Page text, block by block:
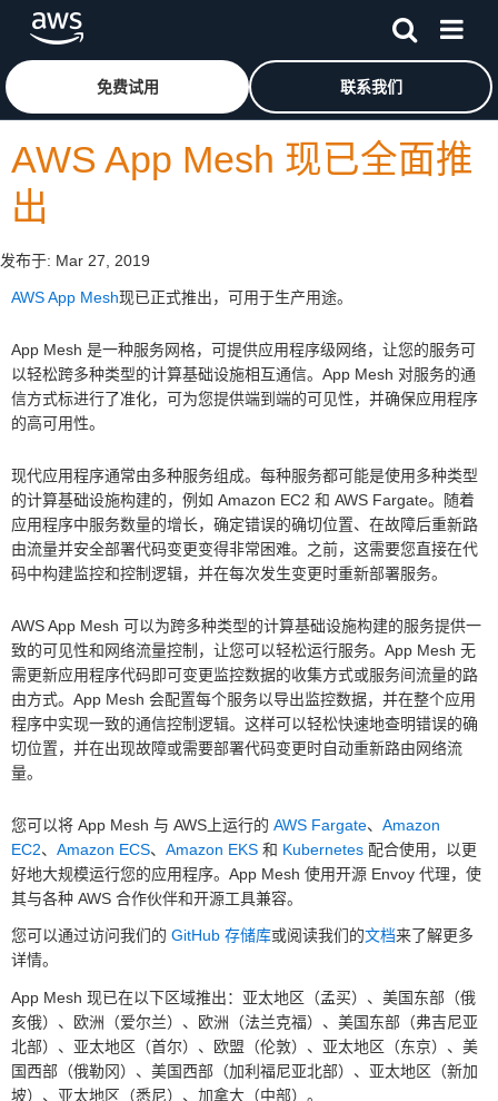
跳至主要内容
免费试用 联系我们
AWS App Mesh 现已全面推
出
发布于: Mar 27, 2019
AWS App Mesh现已正式推出，可用于生产用途。
App Mesh 是一种服务网格，可提供应用程序级网络，让您的服务可
以轻松跨多种类型的计算基础设施相互通信。App Mesh 对服务的通
信方式标进行了准化，可为您提供端到端的可见性，并确保应用程序
的高可用性。
现代应用程序通常由多种服务组成。每种服务都可能是使用多种类型
的计算基础设施构建的，例如 Amazon EC2 和 AWS Fargate。随着
应用程序中服务数量的增长，确定错误的确切位置、在故障后重新路
由流量并安全部署代码变更变得非常困难。之前，这需要您直接在代
码中构建监控和控制逻辑，并在每次发生变更时重新部署服务。
AWS App Mesh 可以为跨多种类型的计算基础设施构建的服务提供一
致的可见性和网络流量控制，让您可以轻松运行服务。App Mesh 无
需更新应用程序代码即可变更监控数据的收集方式或服务间流量的路
由方式。App Mesh 会配置每个服务以导出监控数据，并在整个应用
程序中实现一致的通信控制逻辑。这样可以轻松快速地查明错误的确
切位置，并在出现故障或需要部署代码变更时自动重新路由网络流
量。
您可以将 App Mesh 与 AWS上运行的 AWS Fargate、 Amazon
EC2、 Amazon ECS、 Amazon EKS 和 Kubernetes 配合使用，以更
好地大规模运行您的应用程序。App Mesh 使用开源 Envoy 代理，使
其与各种 AWS 合作伙伴和开源工具兼容。
您可以通过访问我们的 GitHub 存储库或阅读我们的文档来了解更多
详情。
App Mesh 现已在以下区域推出：亚太地区（孟买）、美国东部（俄
亥俄）、欧洲（爱尔兰）、欧洲（法兰克福）、美国东部（弗吉尼亚
北部）、亚太地区（首尔）、欧盟（伦敦）、亚太地区（东京）、美
国西部（俄勒冈）、美国西部（加利福尼亚北部）、亚太地区（新加
坡）、亚太地区（悉尼）、加拿大（中部）。